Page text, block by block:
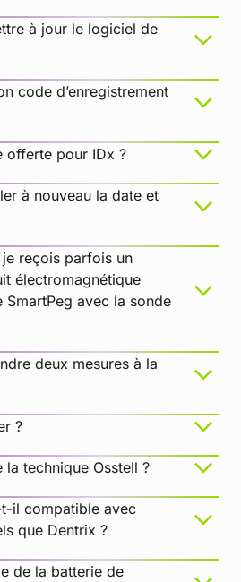
n’est pas propre
ou endommagé
réutilisable, assurez-
avant son utilisation et
traitement n’ont pas été
réutilisable usé, tordu ou
l’appareil risque de ne pas
de mesure.
unique est conçu pour un
SmartPeg est correctement
et qu’il n’est pas en contact
précise du signal et
à jour le logiciel de
code d’enregistrement
offerte pour IDx ?
à nouveau la date et
reçois parfois un
électromagnétique
SmartPeg avec la sonde
deux mesures à la
?
technique Osstell ?
il compatible avec
que Dentrix ?
de la batterie de